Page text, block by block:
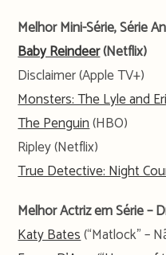
Melhor Mini-Série, Série
Baby Reindeer(Netflix)
Disclaimer (Apple TV+)
Monsters: The Lyle and
The Penguin(HBO)
Ripley (Netflix)
True Detective: Night
Melhor Actriz em Série –
Katy Bates(“Matlock” –